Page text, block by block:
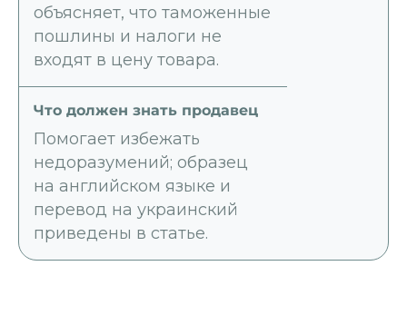
объясняет, что таможенные
пошлины и налоги не
входят в цену товара.
Помогает избежать
недоразумений; образец
на английском языке и
перевод на украинский
приведены в статье.